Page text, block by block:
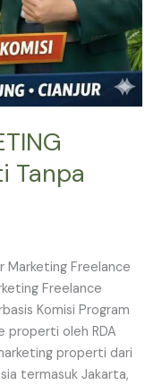
Tanpa
Marketing Freelance
Freelance
Komisi Program
properti oleh RDA
properti dari
termasuk Jakarta,